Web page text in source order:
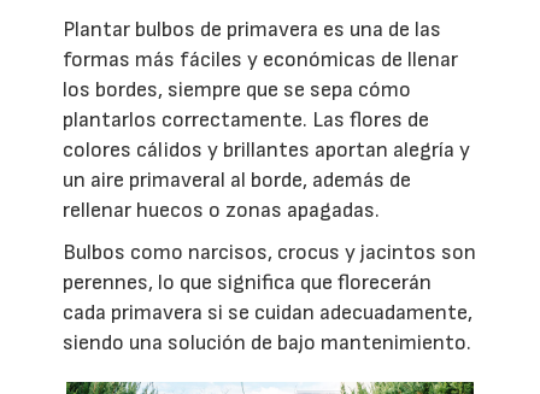
Plantar bulbos de primavera es una de las
formas más fáciles y económicas de llenar
los bordes, siempre que se sepa cómo
plantarlos correctamente. Las flores de
colores cálidos y brillantes aportan alegría y
un aire primaveral al borde, además de
rellenar huecos o zonas apagadas.
Bulbos como narcisos, crocus y jacintos son
perennes, lo que significa que florecerán
cada primavera si se cuidan adecuadamente,
siendo una solución de bajo mantenimiento.